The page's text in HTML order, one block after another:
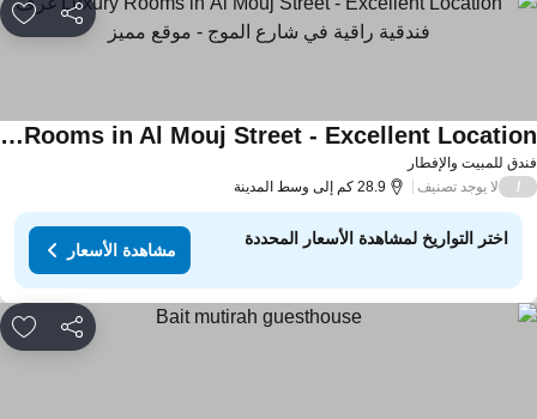
مشاركة
للمبيت والإفطار
Luxury Rooms in Al Mouj Street - Excellent Location غرف فندقية راقية في شارع الموج - موقع مميز
الأسعار
لا يوجد تصنيف 28.9 كم إلى وسط المدينة
اختر التواريخ لمشاهدة الأسعار المحددة
مشاهدة الأسعار
مشاركة